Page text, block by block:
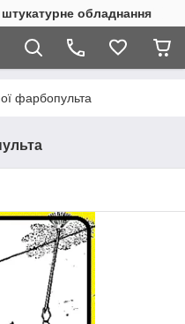
обладнання
фарбопульта